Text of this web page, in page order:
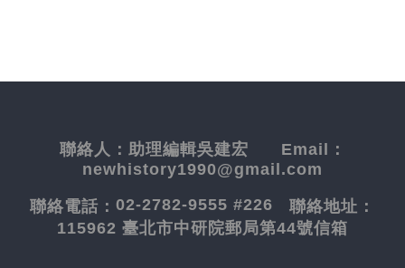
聯絡人： 助理編輯吳建宏 Email：
newhistory1990@gmail.com
聯絡電話： 02-2782-9555 #226 聯絡地址：
115962 臺北市中研院郵局第44號信箱